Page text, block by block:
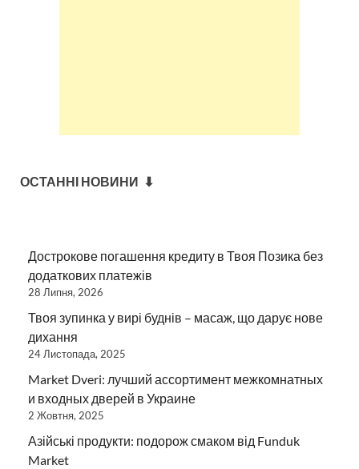
ОСТАННІ НОВИНИ ⬇
Дострокове погашення кредиту в Твоя Позика без
додаткових платежів
28 Липня, 2026
Твоя зупинка у вирі буднів – масаж, що дарує нове
дихання
24 Листопада, 2025
Market Dveri: лучший ассортимент межкомнатных
и входных дверей в Украине
2 Жовтня, 2025
Азійські продукти: подорож смаком від Funduk
Market